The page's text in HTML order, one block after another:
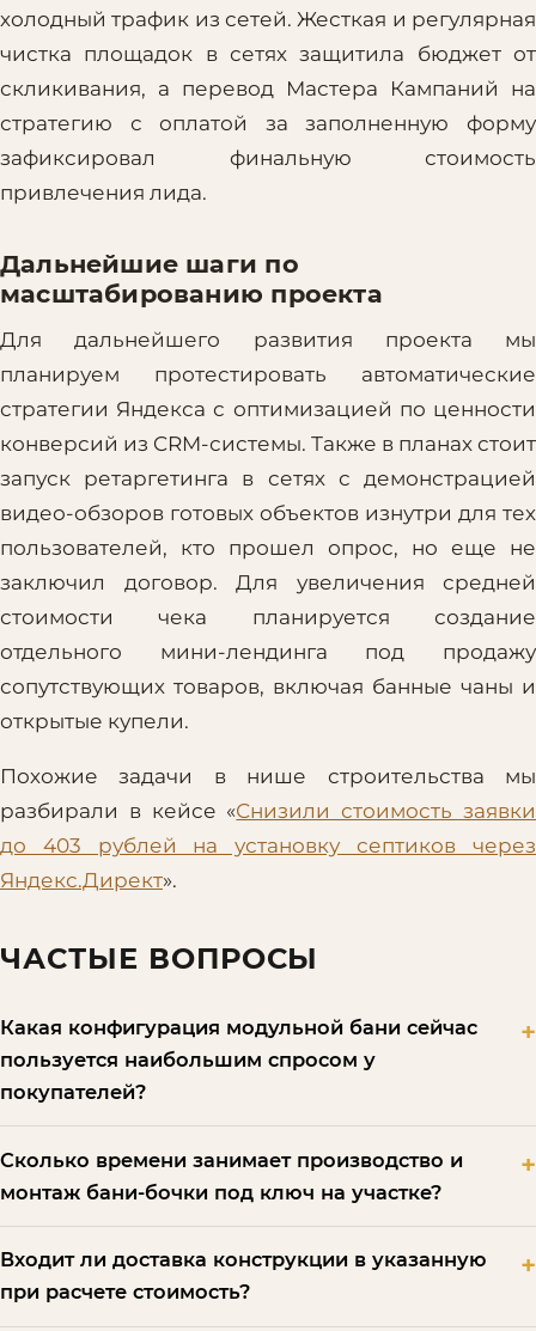
холодный трафик из сетей. Жесткая и регулярная
чистка площадок в сетях защитила бюджет от
скликивания, а перевод Мастера Кампаний на
стратегию с оплатой за заполненную форму
зафиксировал финальную стоимость
привлечения лида.
Дальнейшие шаги по
масштабированию проекта
Для дальнейшего развития проекта мы
планируем протестировать автоматические
стратегии Яндекса с оптимизацией по ценности
конверсий из CRM-системы. Также в планах стоит
запуск ретаргетинга в сетях с демонстрацией
видео-обзоров готовых объектов изнутри для тех
пользователей, кто прошел опрос, но еще не
заключил договор. Для увеличения средней
стоимости чека планируется создание
отдельного мини-лендинга под продажу
сопутствующих товаров, включая банные чаны и
открытые купели.
Похожие задачи в нише строительства мы
разбирали в кейсе «Снизили стоимость заявки
до 403 рублей на установку септиков через
Яндекс.Директ».
ЧАСТЫЕ ВОПРОСЫ
Какая конфигурация модульной бани сейчас
пользуется наибольшим спросом у
покупателей?
Сколько времени занимает производство и
монтаж бани-бочки под ключ на участке?
Входит ли доставка конструкции в указанную
при расчете стоимость?